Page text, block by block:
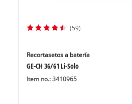
(59)
Recortasetos a batería
GE-CH 36/61 Li-Solo
Item no.: 3410965